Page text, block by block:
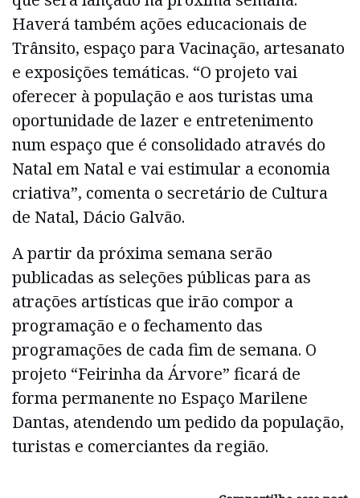
Haverá também ações educacionais de
Trânsito, espaço para Vacinação, artesanato
e exposições temáticas. “O projeto vai
oferecer à população e aos turistas uma
oportunidade de lazer e entretenimento
num espaço que é consolidado através do
Natal em Natal e vai estimular a economia
criativa”, comenta o secretário de Cultura
de Natal, Dácio Galvão.
A partir da próxima semana serão
publicadas as seleções públicas para as
atrações artísticas que irão compor a
programação e o fechamento das
programações de cada fim de semana. O
projeto “Feirinha da Árvore” ficará de
forma permanente no Espaço Marilene
Dantas, atendendo um pedido da população,
turistas e comerciantes da região.